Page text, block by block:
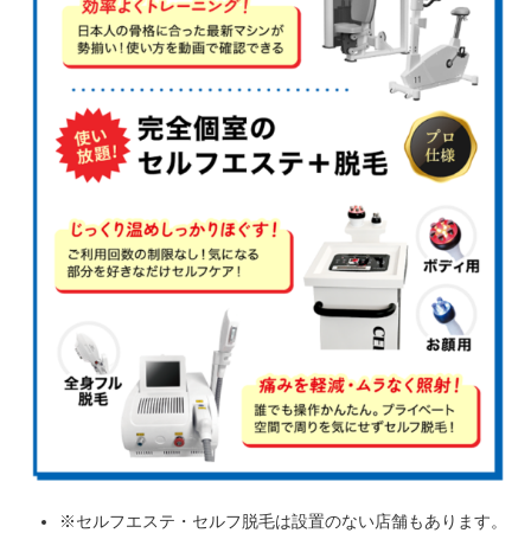
※セルフエステ・セルフ脱毛は設置のない店舗もあります。